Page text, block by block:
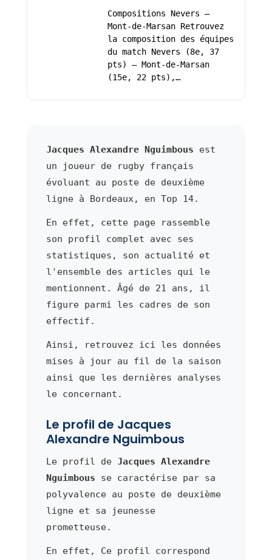
Compositions Nevers –
Mont-de-Marsan Retrouvez
la composition des équipes
du match Nevers (8e, 37
pts) – Mont-de-Marsan
(15e, 22 pts),…
Jacques Alexandre Nguimbous est
un joueur de rugby français
évoluant au poste de deuxième
ligne à Bordeaux, en Top 14.
En effet, cette page rassemble
son profil complet avec ses
statistiques, son actualité et
l'ensemble des articles qui le
mentionnent. Âgé de 21 ans, il
figure parmi les cadres de son
effectif.
Ainsi, retrouvez ici les données
mises à jour au fil de la saison
ainsi que les dernières analyses
le concernant.
Le profil de Jacques
Alexandre Nguimbous
Le profil de Jacques Alexandre
Nguimbous se caractérise par sa
polyvalence au poste de deuxième
ligne et sa jeunesse
prometteuse.
En effet, Ce profil correspond